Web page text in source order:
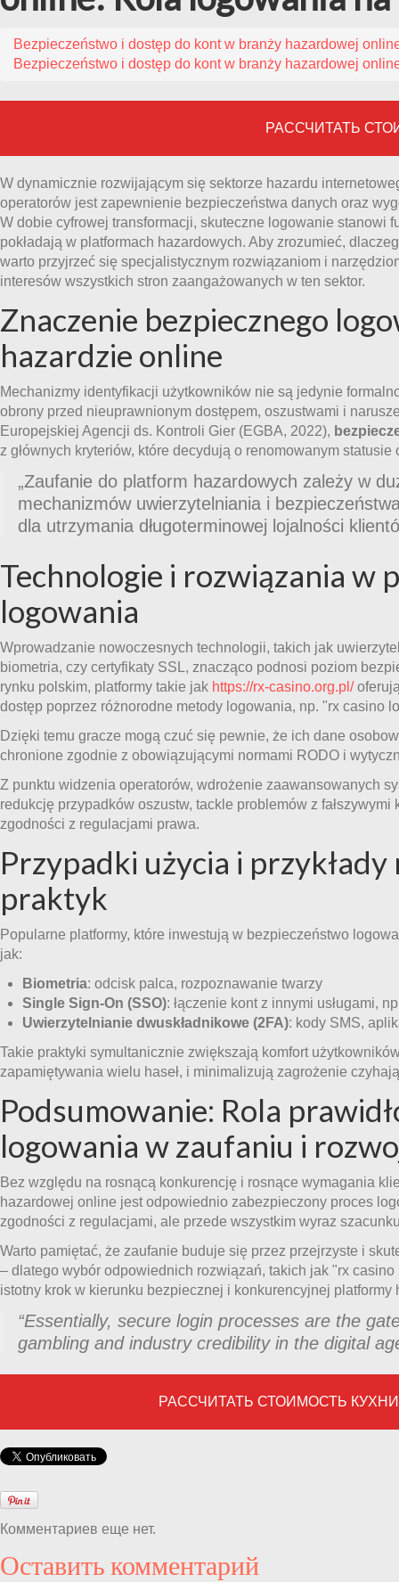
Bezpieczeństwo i dostęp do kont w branży hazardowej
Bezpieczeństwo i dostęp do kont w branży hazardowej
РАССЧИТАТЬ
W dynamicznie rozwijającym się sektorze hazardu
operatorów jest zapewnienie bezpieczeństwa danych oraz
W dobie cyfrowej transformacji, skuteczne logowanie stanowi
pokładają w platformach hazardowych. Aby zrozumieć,
warto przyjrzeć się specjalistycznym rozwiązaniom i
interesów wszystkich stron zaangażowanych w ten sektor.
Znaczenie bezpiecznego
hazardzie online
Mechanizmy identyfikacji użytkowników nie są jedynie
obrony przed nieuprawnionym dostępem, oszustwami i
Europejskiej Agencji ds. Kontroli Gier (EGBA, 2022),
z głównych kryteriów, które decydują o renomowanym
„Zaufanie do platform hazardowych zależy w
mechanizmów uwierzytelniania i
dla utrzymania długoterminowej lojalności
Technologie i rozwiązania w
logowania
Wprowadzanie nowoczesnych technologii, takich jak
biometria, czy certyfikaty SSL, znacząco podnosi poziom
rynku polskim, platformy takie jak https://rx-casino.org.pl/
dostęp poprzez różnorodne metody logowania, np. "rx casino
Dzięki temu gracze mogą czuć się pewnie, że ich dane
chronione zgodnie z obowiązującymi normami RODO i
Z punktu widzenia operatorów, wdrożenie zaawansowanych
redukcję przypadków oszustw, tackle problemów z
zgodności z regulacjami prawa.
Przypadki użycia i przykłady
praktyk
Popularne platformy, które inwestują w bezpieczeństwo
jak:
Biometria: odcisk palca, rozpoznawanie twarzy
Single Sign-On (SSO): łączenie kont z innymi usługami,
Uwierzytelnianie dwuskładnikowe (2FA): kody SMS,
Takie praktyki symultanicznie zwiększają komfort
zapamiętywania wielu haseł, i minimalizują zagrożenie
Podsumowanie: Rola
logowania w zaufaniu i
Bez względu na rosnącą konkurencję i rosnące wymagania
hazardowej online jest odpowiednio zabezpieczony proces
zgodności z regulacjami, ale przede wszystkim wyraz
Warto pamiętać, że zaufanie buduje się przez przejrzyste i
– dlatego wybór odpowiednich rozwiązań, takich jak "rx
istotny krok w kierunku bezpiecznej i konkurencyjnej platformy
“Essentially, secure login processes are the
gambling and industry credibility in the digital
РАССЧИТАТЬ СТОИМОСТЬ
Комментариев еще нет.
Оставить комментарий